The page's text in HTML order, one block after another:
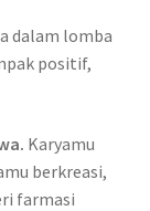
dalam lomba
positif,
Karyamu
berkreasi,
farmasi